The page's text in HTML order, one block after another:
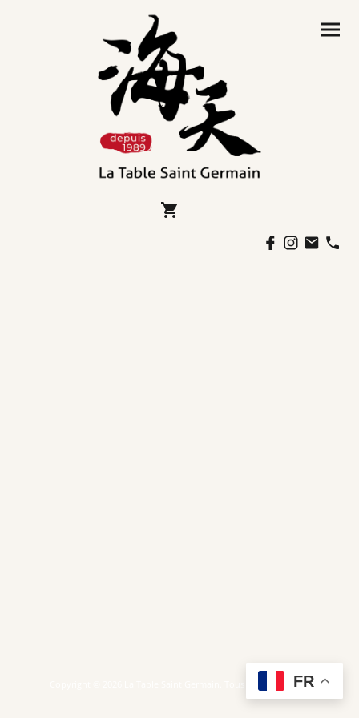
Copyright © 2026 La Table Saint Germain. Tous droits réservés.
FR